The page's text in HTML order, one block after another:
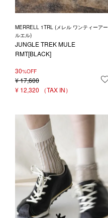
MERRELL 1TRL (メレル ワンティーアー
ルエル)
JUNGLE TREK MULE
RMT[BLACK]
30%OFF
¥17,600
¥ 12,320